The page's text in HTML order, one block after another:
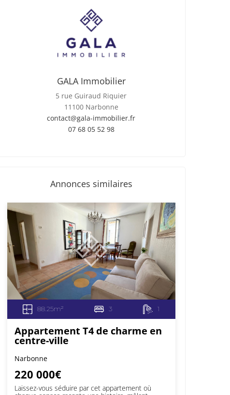
GALA Immobilier
5 rue Guiraud Riquier
11100 Narbonne
contact@gala-immobilier.fr
07 68 05 52 98
Annonces similaires
88.25m² 3 1
Appartement T4 de charme en
centre-ville
Narbonne
220 000€
Laissez-vous séduire par cet appartement où